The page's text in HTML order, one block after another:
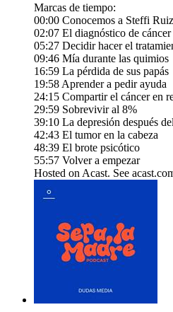
Marcas de tiempo:
00:00 Conocemos a Steffi Ruiz
02:07 El diagnóstico de cáncer
05:27 Decidir hacer el
09:46 Mía durante las quimios
16:59 La pérdida de sus papás
19:58 Aprender a pedir ayuda
24:15 Compartir el cáncer en
29:59 Sobrevivir al 8%
39:10 La depresión después
42:43 El tumor en la cabeza
48:39 El brote psicótico
55:57 Volver a empezar
Hosted on Acast. See